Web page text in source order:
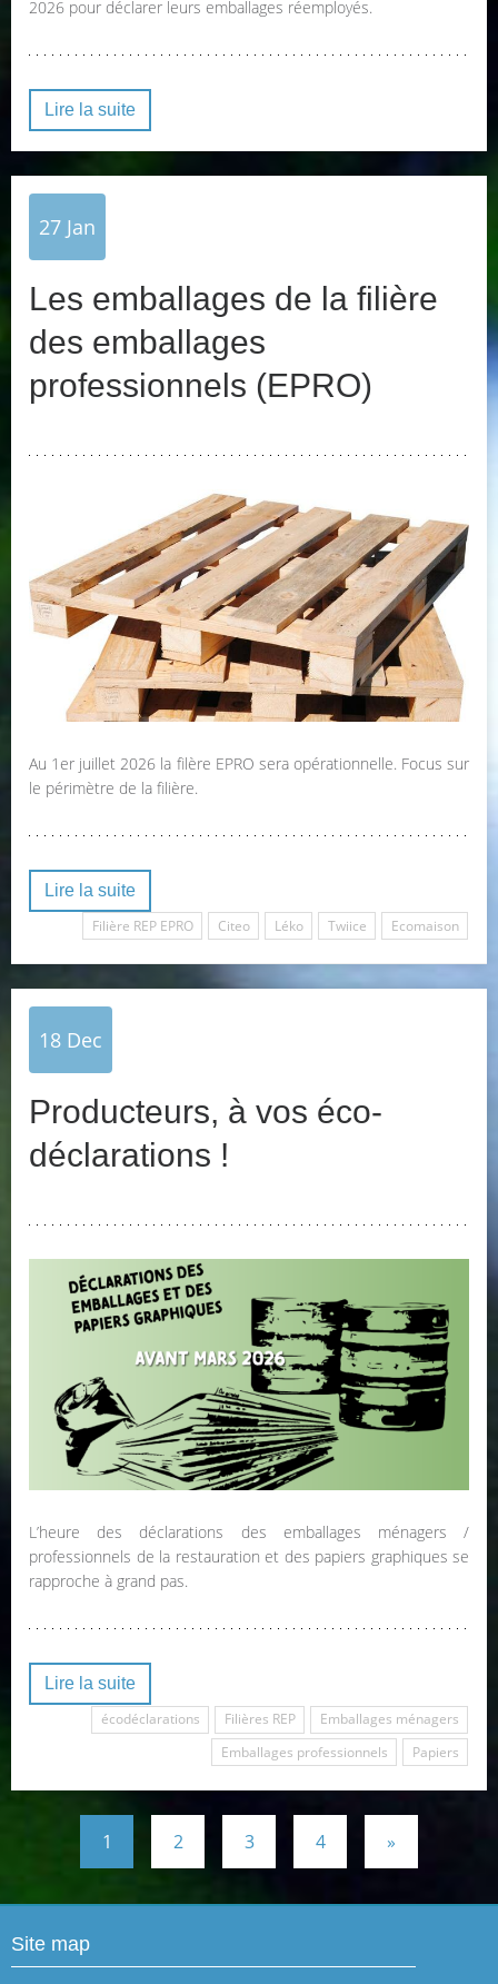
2026 pour déclarer leurs emballages réemployés.
Lire la suite
27 Jan
Les emballages de la filière
des emballages
professionnels (EPRO)
Au 1er juillet 2026 la filère EPRO sera opérationnelle. Focus sur
le périmètre de la filière.
Lire la suite
Filière REP EPRO
Citeo Léko Twiice Ecomaison
18 Dec
Producteurs, à vos éco-
déclarations !
L’heure des déclarations des emballages ménagers /
professionnels de la restauration et des papiers graphiques se
rapproche à grand pas.
Lire la suite
écodéclarations
Filières REP
Emballages ménagers
Emballages professionnels
Papiers
1 2 3 4 »
Site map